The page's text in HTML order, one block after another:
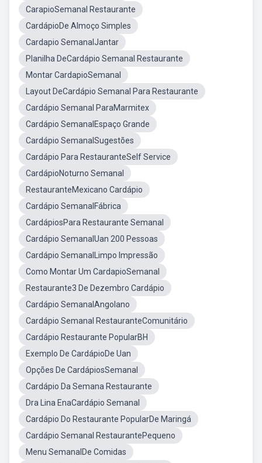
CarapioSemanal Restaurante
CardápioDe Almoço Simples
Cardapio SemanalJantar
Planilha DeCardápio Semanal Restaurante
Montar CardapioSemanal
Layout DeCardápio Semanal Para Restaurante
Cardápio Semanal ParaMarmitex
Cardápio SemanalEspaço Grande
Cardápio SemanalSugestões
Cardápio Para RestauranteSelf Service
CardápioNoturno Semanal
RestauranteMexicano Cardápio
Cardápio SemanalFábrica
CardápiosPara Restaurante Semanal
Cardápio SemanalUan 200 Pessoas
Cardápio SemanalLimpo Impressão
Como Montar Um CardapioSemanal
Restaurante3 De Dezembro Cardápio
Cardápio SemanalAngolano
Cardápio Semanal RestauranteComunitário
Cardápio Restaurante PopularBH
Exemplo De CardápioDe Uan
Opções De CardápiosSemanal
Cardápio Da Semana Restaurante
Dra Lina EnaCardápio Semanal
Cardápio Do Restaurante PopularDe Maringá
Cardápio Semanal RestaurantePequeno
Menu SemanalDe Comidas